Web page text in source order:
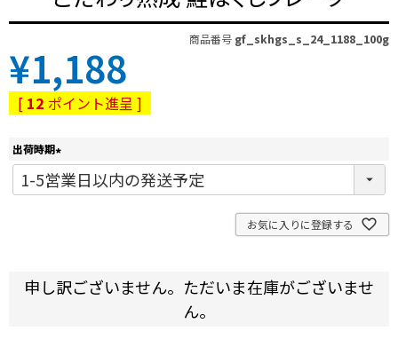
商品番号 gf_skhgs_s_24_1188_100g
¥1,188
[ 12 ポイント進呈 ]
出荷時期
(
必
お気に入りに登録する
申し訳ございません。ただいま在庫がございませ
ん。